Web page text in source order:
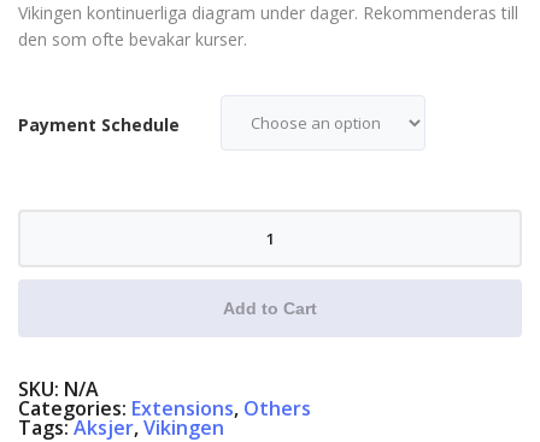
Vikingen kontinuerliga diagram under dager. Rekommenderas till
den som ofte bevakar kurser.
Payment Schedule
Intradag
Add to Cart
SKU: N/A
Categories: Extensions, Others
Tags:Aksjer,Vikingen